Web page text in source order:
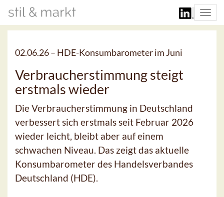
02.06.26 – HDE-Konsumbarometer im Juni
Verbraucherstimmung steigt
erstmals wieder
Die Verbraucherstimmung in Deutschland
verbessert sich erstmals seit Februar 2026
wieder leicht, bleibt aber auf einem
schwachen Niveau. Das zeigt das aktuelle
Konsumbarometer des Handelsverbandes
Deutschland (HDE).